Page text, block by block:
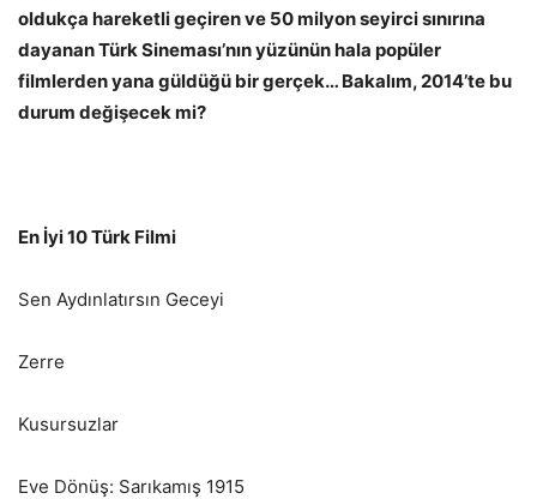
oldukça hareketli geçiren ve 50 milyon seyirci sınırına
dayanan Türk Sineması’nın yüzünün hala popüler
filmlerden yana güldüğü bir gerçek… Bakalım, 2014’te bu
durum değişecek mi?
En İyi 10 Türk Filmi
Sen Aydınlatırsın Geceyi
Zerre
Kusursuzlar
Eve Dönüş: Sarıkamış 1915